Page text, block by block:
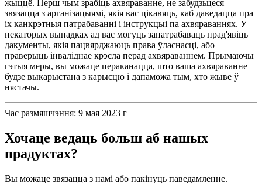
жыццё. Перш чым зрабіць ахвяраванне, не забудзьцеся
звязацца з арганізацыямі, якія вас цікавяць, каб даведацца пра
іх канкрэтныя патрабаванні і інструкцыі па ахвяраваннях. У
некаторых выпадках ад вас могуць запатрабаваць прад'явіць
дакументы, якія пацвярджаюць права ўласнасці, або
праверыць інваліднае крэсла перад ахвяраваннем. Прымаючы
гэтыя меры, вы можаце пераканацца, што ваша ахвяраванне
будзе выкарыстана з карысцю і дапаможа тым, хто жыве ў
нястачы.
Час размяшчэння: 9 мая 2023 г
Хочаце ведаць больш аб нашых
прадуктах?
Вы можаце звязацца з намі або пакінуць паведамленне.